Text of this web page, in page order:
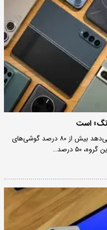
است
گزارش مرکز پژوهش‌های مجلس نشان می‌دهد بیش از ۸۰ درصد گوشی‌های